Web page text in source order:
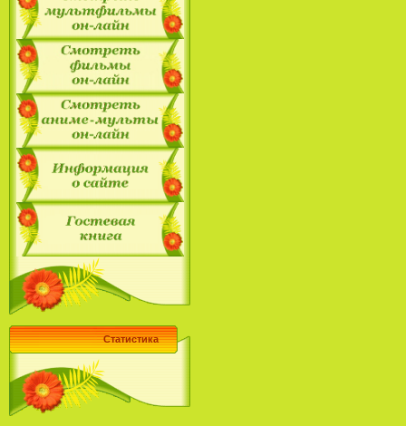
Статистика